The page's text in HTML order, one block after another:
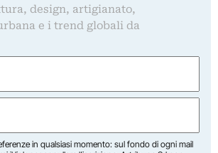
design, artigianato,
e i trend globali da
in qualsiasi momento: sul fondo di ogni mail